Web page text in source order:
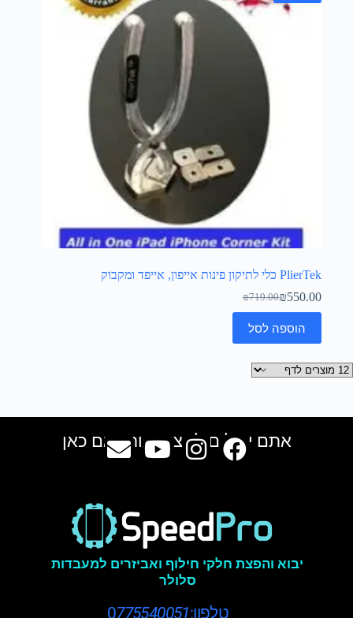
PlierTek כלי לתיקון פינות אייפון, אייפד ומקבוק
₪719.00₪550.00
הוספה לסל
אתם יכולים למצוא אותנו גם כאן
יבוא והפצת חלקי חילוף ואביזרים למעבדות
סלולר
טלפון:0775540051